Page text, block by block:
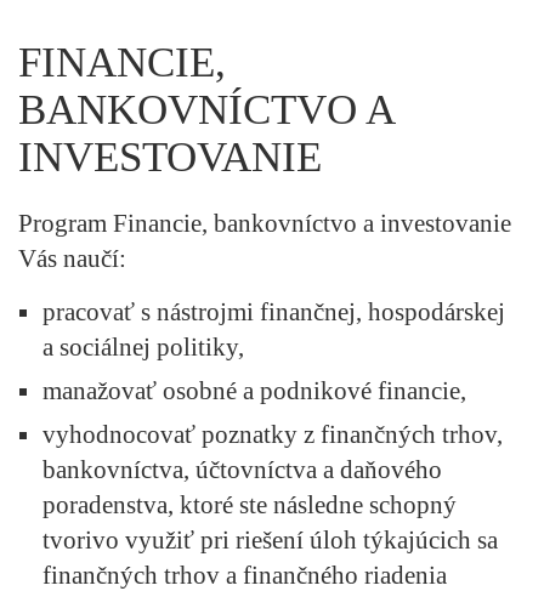
FINANCIE,
BANKOVNÍCTVO A
INVESTOVANIE
Program Financie, bankovníctvo a investovanie
Vás naučí:
pracovať s nástrojmi finančnej, hospodárskej
a sociálnej politiky,
manažovať osobné a podnikové financie,
vyhodnocovať poznatky z finančných trhov,
bankovníctva, účtovníctva a daňového
poradenstva, ktoré ste následne schopný
tvorivo využiť pri riešení úloh týkajúcich sa
finančných trhov a finančného riadenia